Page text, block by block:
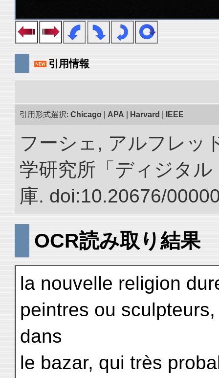
引用情報
引用形式選択: Chicago APA Harvard IEEE
フーシェ, アルフレッ
学研究所「ディジタ
庫. doi:10.20676/
OCR読み取り結果
la nouvelle religion
peintres ou
dans
le bazar, qui très